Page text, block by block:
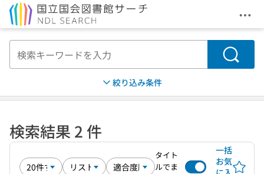
メ
検索
絞り込み条件
検索結果 2 件
タイト
ルでま
一括
お気